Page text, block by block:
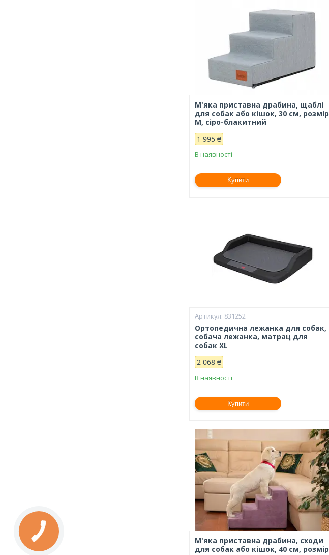
М'яка приставна драбина, щаблі
для собак або кішок, 30 см, розмір
М, сіро-блакитний
1 995 ₴
В наявності
Купити
831252
Ортопедична лежанка для собак,
собача лежанка, матрац для
собак XL
2 068 ₴
В наявності
Купити
М'яка приставна драбина, сходи
для собак або кішок, 40 см, розмір